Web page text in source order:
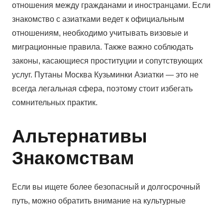
отношения между гражданами и иностранцами. Если
знакомство с азиатками ведет к официальным
отношениям, необходимо учитывать визовые и
миграционные правила. Также важно соблюдать
законы, касающиеся проституции и сопутствующих
услуг. Путаны Москва Кузьминки Азиатки — это не
всегда легальная сфера, поэтому стоит избегать
сомнительных практик.
Альтернативы
Знакомствам
Если вы ищете более безопасный и долгосрочный
путь, можно обратить внимание на культурные